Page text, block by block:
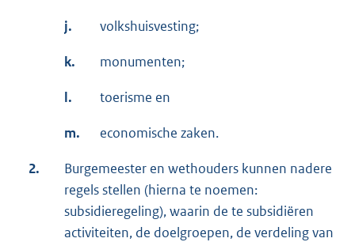
j. volkshuisvesting;
k. monumenten;
l. toerisme en
m. economische zaken.
2.
Burgemeester en wethouders kunnen nadere
regels stellen (hierna te noemen:
subsidieregeling), waarin de te subsidiëren
activiteiten, de doelgroepen, de verdeling van